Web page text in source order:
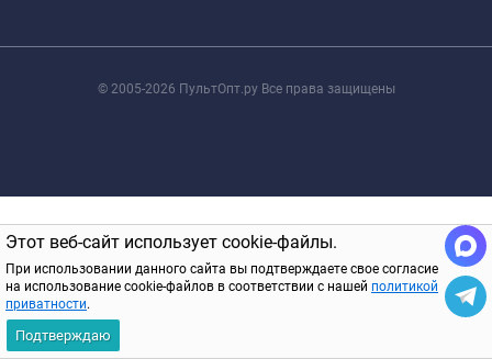
Этот веб-сайт использует cookie-файлы.
При использовании данного сайта вы подтверждаете свое согласие
на использование cookie-файлов в соответствии с нашей политикой
приватности.
Подтверждаю
© 2005-2026 ПультОпт.ру Все права защищены
Главная